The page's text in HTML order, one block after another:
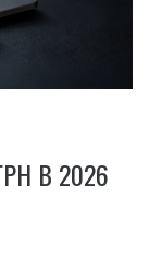
В 2026